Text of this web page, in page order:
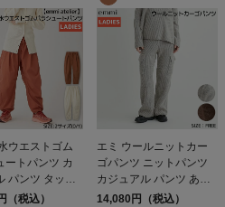
ウエストゴム
ートパンツ カ
パンツ タック
ンドウォッシ
（税込）
エミ ウールニットカー
ゴパンツ ニットパンツ
カジュアル パンツ あぜ
編み メリノウール あっ
14,080円（税込）